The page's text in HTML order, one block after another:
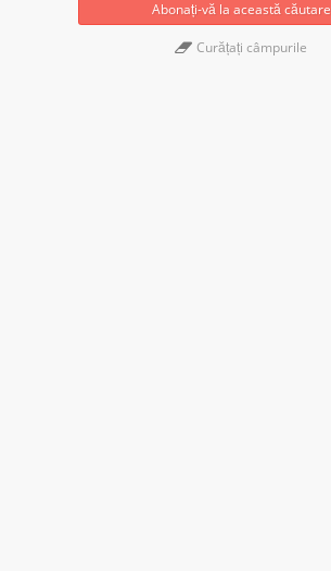
Abonați-vă la această căutare
Curățați câmpurile